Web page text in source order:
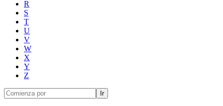
R
S
T
U
V
W
X
Y
Z
Ir